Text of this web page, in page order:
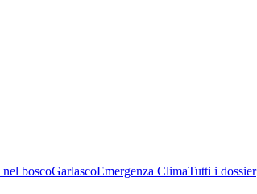
boscoGarlascoEmergenza ClimaTutti i dossier